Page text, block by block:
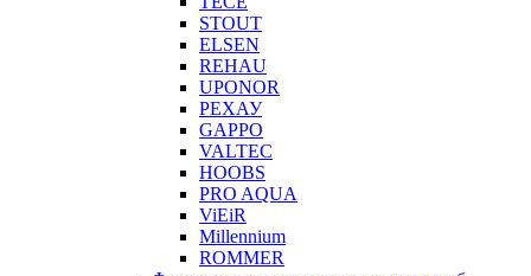
STOUT
ELSEN
REHAU
UPONOR
РЕХАУ
GAPPO
VALTEC
HOOBS
PRO AQUA
ViEiR
Millennium
ROMMER